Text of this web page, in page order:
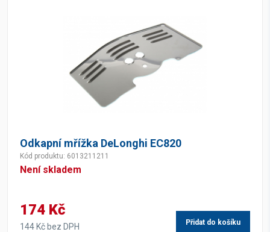
Odkapní mřížka DeLonghi EC820
Kód produktu: 6013211211
Není skladem
174 Kč
144 Kč bez DPH Přidat do košíku